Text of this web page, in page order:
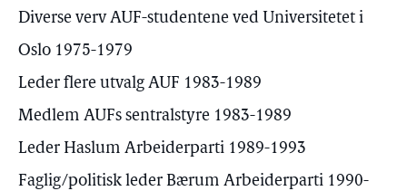
Diverse verv AUF-studentene ved Universitetet i
Oslo 1975-1979
Leder flere utvalg AUF 1983-1989
Medlem AUFs sentralstyre 1983-1989
Leder Haslum Arbeiderparti 1989-1993
Faglig/politisk leder Bærum Arbeiderparti 1990-